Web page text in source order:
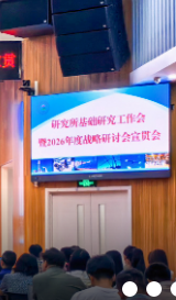
年度国家科学技
礼暨学位授予仪式